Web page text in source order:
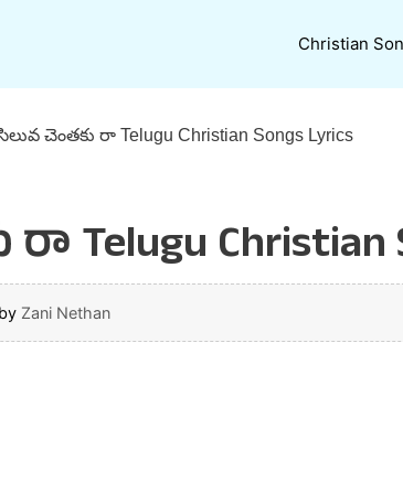
Christian
చెంతకు రా Telugu Christian Songs Lyrics
Telugu Christian
by Zani Nethan